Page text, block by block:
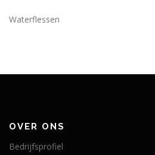
Waterflessen
OVER ONS
Bedrijfsprofiel